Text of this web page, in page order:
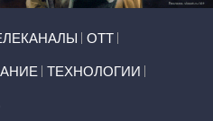
ОТТ
ТЕХНОЛОГИИ